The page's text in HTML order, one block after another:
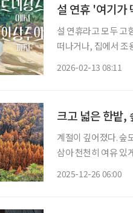
설 연휴 '여기가
설 연휴라고 모두 고
떠나거나, 집에서 조
2026-02-13 08:11
크고 넓은 한밭,
계절이 깊어졌다. 숲
삼아 천천히 여유 있
2025-12-26 06:00